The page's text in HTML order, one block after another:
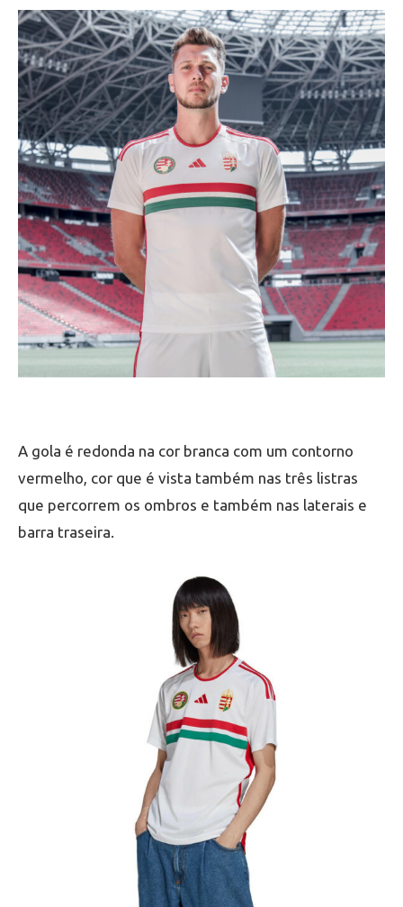
A gola é redonda na cor branca com um contorno
vermelho, cor que é vista também nas três listras
que percorrem os ombros e também nas laterais e
barra traseira.